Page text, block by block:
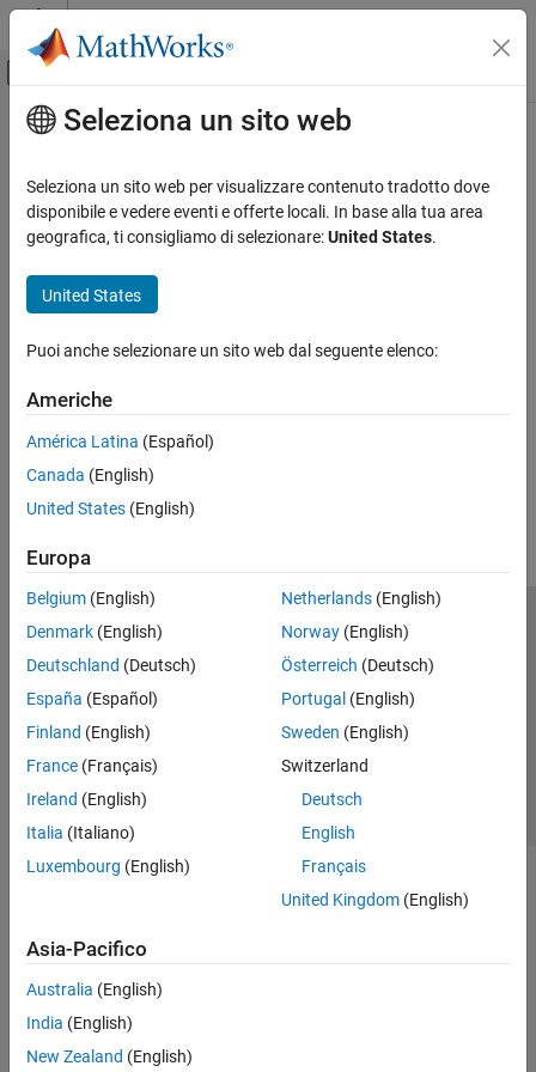
Vai al contenuto
Attiva/disattiva menu di navigazione
Pagina iniziale della documentazione
Contenuto principale
How useful was this information?
Seleziona un sito web
Seleziona un sito web per visualizzare contenuto tradotto dove
disponibile e vedere eventi e offerte locali. In base alla tua area
geografica, ti consigliamo di selezionare:United States.
United States
Puoi anche selezionare un sito web dal seguente elenco:
Americhe
América Latina (Español)
Canada (English)
United States (English)
Europa
Belgium (English)
Denmark (English)
Deutschland (Deutsch)
España (Español)
Finland (English)
France (Français)
Ireland (English)
Italia (Italiano)
Luxembourg (English)
Netherlands(English)
Norway(English)
Österreich (Deutsch)
Portugal (English)
Sweden (English)
Switzerland
Deutsch
English
Français
United Kingdom(English)
Asia-Pacifico
Australia (English)
India (English)
New Zealand (English)
Centro di fiducia
Informativa sulla privacy
Antipirateria
Stato dell'applicazione
Contatti
© 1994-2026 The MathWorks, Inc.